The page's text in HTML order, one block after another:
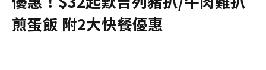
煎蛋飯 附2大快餐優惠